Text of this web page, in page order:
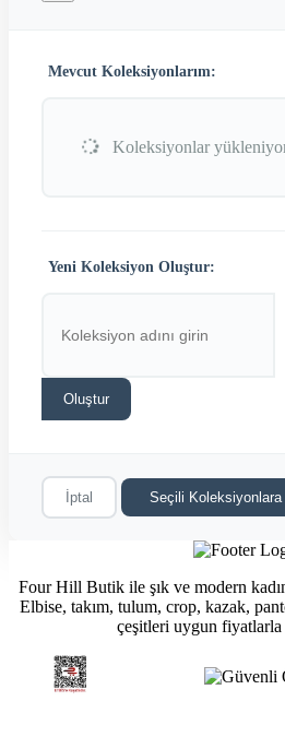
Mevcut Koleksiyonlarım:
Koleksiyonlar
Yeni Koleksiyon Oluştur:
Oluştur
İptal Seçili
Four Hill Butik ile şık ve modern
Elbise, takım, tulum, crop, kazak,
çeşitleri uygun